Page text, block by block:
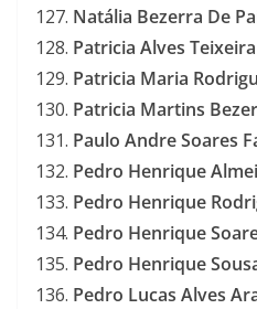
Natália Bezerra De
Patricia Alves Teixeira
Patricia Maria
Patricia Martins
Paulo Andre Soares
Pedro Henrique
Pedro Henrique
Pedro Henrique
Pedro Henrique
Pedro Lucas Alves